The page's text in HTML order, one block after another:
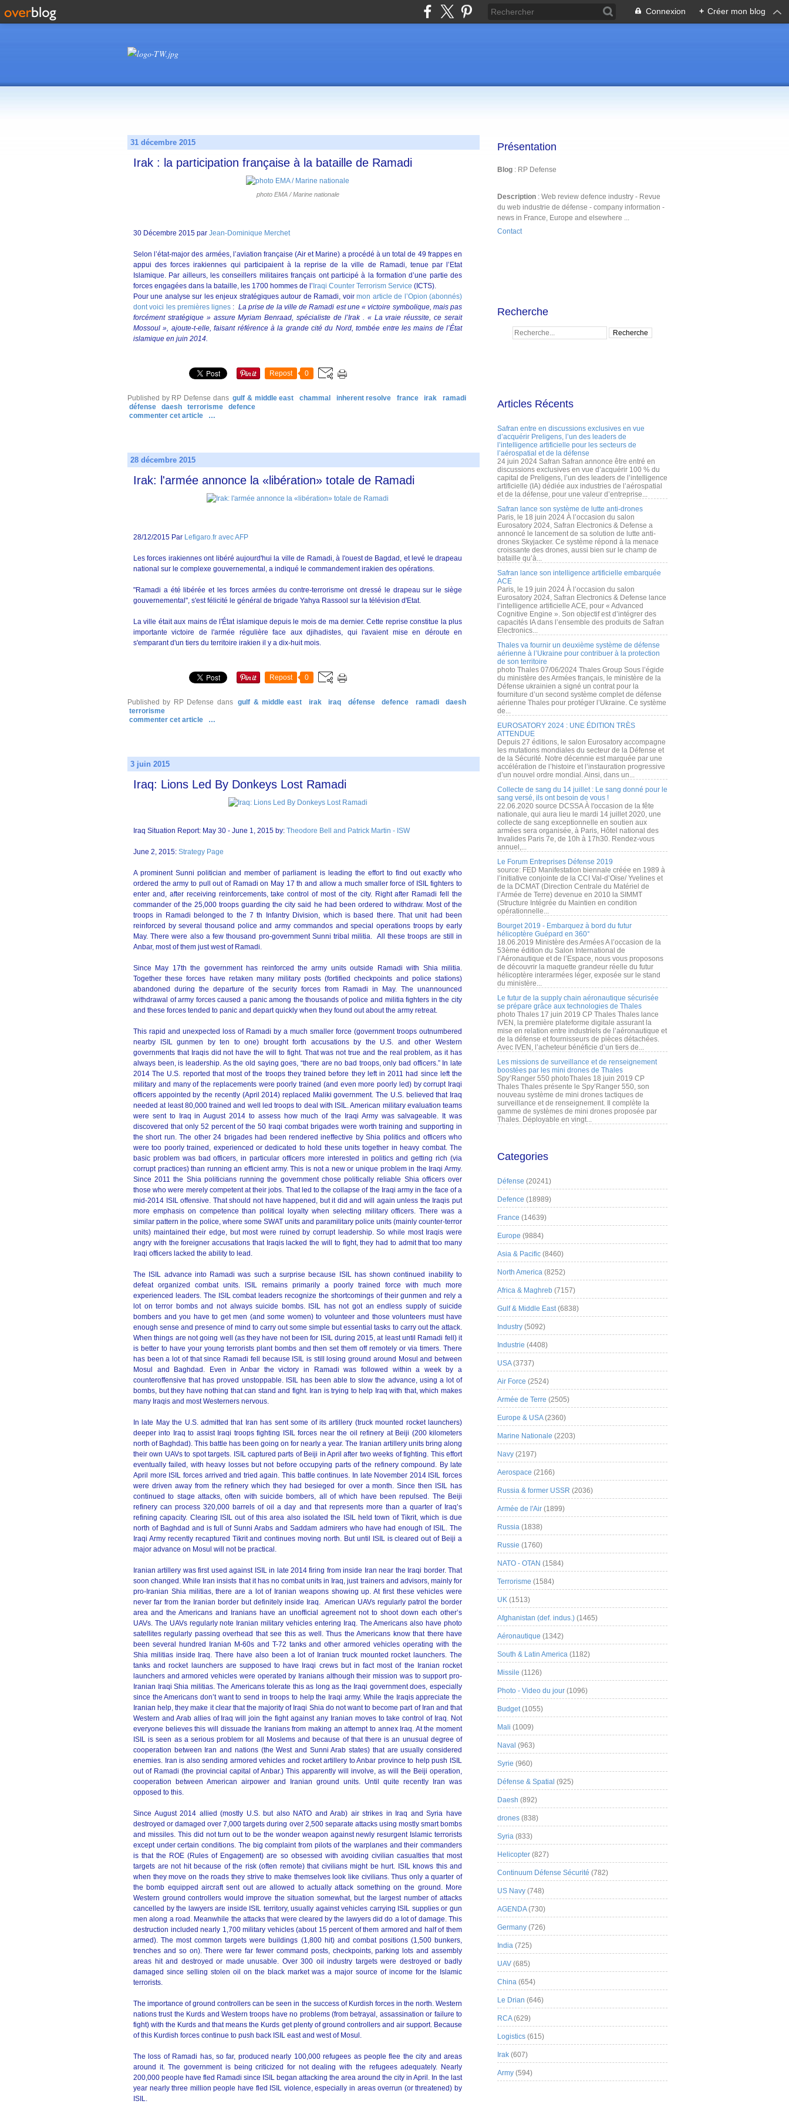
Connexion + Créer mon blog
31 décembre 2015
Irak : la participation française à la bataille de Ramadi
photo EMA / Marine nationale
30 Décembre 2015 par Jean-Dominique Merchet
Selon l’état-major des armées, l’aviation française (Air et Marine) a procédé à un total de 49 frappes en
appui des forces irakiennes qui participaient à la reprise de la ville de Ramadi, tenue par l’Etat
Islamique. Par ailleurs, les conseillers militaires français ont participé à la formation d’une partie des
forces engagées dans la bataille, les 1700 hommes de l’ Iraqi Counter Terrorism Service (ICTS).
Pour une analyse sur les enjeux stratégiques autour de Ramadi, voirmon article de l’Opion (abonnés)
dont voici les premières lignes : La prise de la ville de Ramadi est une « victoire symbolique, mais pas
forcément stratégique » assure Myriam Benraad, spécialiste de l’Irak . « La vraie réussite, ce serait
Mossoul », ajoute-t-elle, faisant référence à la grande cité du Nord, tombée entre les mains de l’État
islamique en juin 2014.
Repost 0
Published by RP Defense dans gulf & middle east chammal inherent resolve france irak
ramadi
défense
daesh terrorisme
defence
commenter cet article
…
28 décembre 2015
Irak: l'armée annonce la «libération» totale de Ramadi
28/12/2015 Par Lefigaro.fr avec AFP
Les forces irakiennes ont libéré aujourd'hui la ville de Ramadi, à l'ouest de Bagdad, et levé le drapeau
national sur le complexe gouvernemental, a indiqué le commandement irakien des opérations.
"Ramadi a été libérée et les forces armées du contre-terrorisme ont dressé le drapeau sur le siège
gouvernemental", s'est félicité le général de brigade Yahya Rassool sur la télévision d'Etat.
La ville était aux mains de l'État islamique depuis le mois de ma dernier. Cette reprise constitue la plus
importante victoire de l'armée régulière face aux djihadistes, qui l'avaient mise en déroute en
s'emparant d'un tiers du territoire irakien il y a dix-huit mois.
Repost 0
Published by RP Defense dans gulf & middle east irak iraq défense defence ramadi
daesh
terrorisme
commenter cet article
…
3 juin 2015
Iraq: Lions Led By Donkeys Lost Ramadi
Iraq Situation Report: May 30 - June 1, 2015 by: Theodore Bell and Patrick Martin - ISW
June 2, 2015: Strategy Page
A prominent Sunni politician and member of parliament is leading the effort to find out exactly who
ordered the army to pull out of Ramadi on May 17 th and allow a much smaller force of ISIL fighters to
enter and, after receiving reinforcements, take control of most of the city. Right after Ramadi fell the
commander of the 25,000 troops guarding the city said he had been ordered to withdraw. Most of the
troops in Ramadi belonged to the 7 th Infantry Division, which is based there. That unit had been
reinforced by several thousand police and army commandos and special operations troops by early
May. There were also a few thousand pro-government Sunni tribal militia. All these troops are still in
Anbar, most of them just west of Ramadi.
Since May 17th the government has reinforced the army units outside Ramadi with Shia militia.
Together these forces have retaken many military posts (fortified checkpoints and police stations)
abandoned during the departure of the security forces from Ramadi in May. The unannounced
withdrawal of army forces caused a panic among the thousands of police and militia fighters in the city
and these forces tended to panic and depart quickly when they found out about the army retreat.
This rapid and unexpected loss of Ramadi by a much smaller force (government troops outnumbered
nearby ISIL gunmen by ten to one) brought forth accusations by the U.S. and other Western
governments that Iraqis did not have the will to fight. That was not true and the real problem, as it has
always been, is leadership. As the old saying goes, “there are no bad troops, only bad officers.” In late
2014 The U.S. reported that most of the troops they trained before they left in 2011 had since left the
military and many of the replacements were poorly trained (and even more poorly led) by corrupt Iraqi
officers appointed by the recently (April 2014) replaced Maliki government. The U.S. believed that Iraq
needed at least 80,000 trained and well led troops to deal with ISIL. American military evaluation teams
were sent to Iraq in August 2014 to assess how much of the Iraqi Army was salvageable. It was
discovered that only 52 percent of the 50 Iraqi combat brigades were worth training and supporting in
the short run. The other 24 brigades had been rendered ineffective by Shia politics and officers who
were too poorly trained, experienced or dedicated to hold these units together in heavy combat. The
basic problem was bad officers, in particular officers more interested in politics and getting rich (via
corrupt practices) than running an efficient army. This is not a new or unique problem in the Iraqi Army.
Since 2011 the Shia politicians running the government chose politically reliable Shia officers over
those who were merely competent at their jobs. That led to the collapse of the Iraqi army in the face of a
mid-2014 ISIL offensive. That should not have happened, but it did and will again unless the Iraqis put
more emphasis on competence than political loyalty when selecting military officers. There was a
similar pattern in the police, where some SWAT units and paramilitary police units (mainly counter-terror
units) maintained their edge, but most were ruined by corrupt leadership. So while most Iraqis were
angry with the foreigner accusations that Iraqis lacked the will to fight, they had to admit that too many
Iraqi officers lacked the ability to lead.
The ISIL advance into Ramadi was such a surprise because ISIL has shown continued inability to
defeat organized combat units. ISIL remains primarily a poorly trained force with much more
experienced leaders. The ISIL combat leaders recognize the shortcomings of their gunmen and rely a
lot on terror bombs and not always suicide bombs. ISIL has not got an endless supply of suicide
bombers and you have to get men (and some women) to volunteer and those volunteers must have
enough sense and presence of mind to carry out some simple but essential tasks to carry out the attack.
When things are not going well (as they have not been for ISIL during 2015, at least until Ramadi fell) it
is better to have your young terrorists plant bombs and then set them off remotely or via timers. There
has been a lot of that since Ramadi fell because ISIL is still losing ground around Mosul and between
Mosul and Baghdad. Even in Anbar the victory in Ramadi was followed within a week by a
counteroffensive that has proved unstoppable. ISIL has been able to slow the advance, using a lot of
bombs, but they have nothing that can stand and fight. Iran is trying to help Iraq with that, which makes
many Iraqis and most Westerners nervous.
In late May the U.S. admitted that Iran has sent some of its artillery (truck mounted rocket launchers)
deeper into Iraq to assist Iraqi troops fighting ISIL forces near the oil refinery at Beiji (200 kilometers
north of Baghdad). This battle has been going on for nearly a year. The Iranian artillery units bring along
their own UAVs to spot targets. ISIL captured parts of Beiji in April after two weeks of fighting. This effort
eventually failed, with heavy losses but not before occupying parts of the refinery compound. By late
April more ISIL forces arrived and tried again. This battle continues. In late November 2014 ISIL forces
were driven away from the refinery which they had besieged for over a month. Since then ISIL has
continued to stage attacks, often with suicide bombers, all of which have been repulsed. The Beiji
refinery can process 320,000 barrels of oil a day and that represents more than a quarter of Iraq’s
refining capacity. Clearing ISIL out of this area also isolated the ISIL held town of Tikrit, which is due
north of Baghdad and is full of Sunni Arabs and Saddam admirers who have had enough of ISIL. The
Iraqi Army recently recaptured Tikrit and continues moving north. But until ISIL is cleared out of Beiji a
major advance on Mosul will not be practical.
Iranian artillery was first used against ISIL in late 2014 firing from inside Iran near the Iraqi border. That
soon changed. While Iran insists that it has no combat units in Iraq, just trainers and advisors, mainly for
pro-Iranian Shia militias, there are a lot of Iranian weapons showing up. At first these vehicles were
never far from the Iranian border but definitely inside Iraq. American UAVs regularly patrol the border
area and the Americans and Iranians have an unofficial agreement not to shoot down each other’s
UAVs. The UAVs regularly note Iranian military vehicles entering Iraq. The Americans also have photo
satellites regularly passing overhead that see this as well. Thus the Americans know that there have
been several hundred Iranian M-60s and T-72 tanks and other armored vehicles operating with the
Shia militias inside Iraq. There have also been a lot of Iranian truck mounted rocket launchers. The
tanks and rocket launchers are supposed to have Iraqi crews but in fact most of the Iranian rocket
launchers and armored vehicles were operated by Iranians although their mission was to support pro-
Iranian Iraqi Shia militias. The Americans tolerate this as long as the Iraqi government does, especially
since the Americans don’t want to send in troops to help the Iraqi army. While the Iraqis appreciate the
Iranian help, they make it clear that the majority of Iraqi Shia do not want to become part of Iran and that
Western and Arab allies of Iraq will join the fight against any Iranian moves to take control of Iraq. Not
everyone believes this will dissuade the Iranians from making an attempt to annex Iraq. At the moment
ISIL is seen as a serious problem for all Moslems and because of that there is an unusual degree of
cooperation between Iran and nations (the West and Sunni Arab states) that are usually considered
enemies. Iran is also sending armored vehicles and rocket artillery to Anbar province to help push ISIL
out of Ramadi (the provincial capital of Anbar.) This apparently will involve, as will the Beiji operation,
cooperation between American airpower and Iranian ground units. Until quite recently Iran was
opposed to this.
Since August 2014 allied (mostly U.S. but also NATO and Arab) air strikes in Iraq and Syria have
destroyed or damaged over 7,000 targets during over 2,500 separate attacks using mostly smart bombs
and missiles. This did not turn out to be the wonder weapon against newly resurgent Islamic terrorists
except under certain conditions. The big complaint from pilots of the warplanes and their commanders
is that the ROE (Rules of Engagement) are so obsessed with avoiding civilian casualties that most
targets are not hit because of the risk (often remote) that civilians might be hurt. ISIL knows this and
when they move on the roads they strive to make themselves look like civilians. Thus only a quarter of
the bomb equipped aircraft sent out are allowed to actually attack something on the ground. More
Western ground controllers would improve the situation somewhat, but the largest number of attacks
cancelled by the lawyers are inside ISIL territory, usually against vehicles carrying ISIL supplies or gun
men along a road. Meanwhile the attacks that were cleared by the lawyers did do a lot of damage. This
destruction included nearly 1,700 military vehicles (about 15 percent of them armored and half of them
armed). The most common targets were buildings (1,800 hit) and combat positions (1,500 bunkers,
trenches and so on). There were far fewer command posts, checkpoints, parking lots and assembly
areas hit and destroyed or made unusable. Over 300 oil industry targets were destroyed or badly
damaged since selling stolen oil on the black market was a major source of income for the Islamic
terrorists.
The importance of ground controllers can be seen in the success of Kurdish forces in the north. Western
nations trust the Kurds and Western troops have no problems (from betrayal, assassination or failure to
fight) with the Kurds and that means the Kurds get plenty of ground controllers and air support. Because
of this Kurdish forces continue to push back ISIL east and west of Mosul.
The loss of Ramadi has, so far, produced nearly 100,000 refugees as people flee the city and areas
around it. The government is being criticized for not dealing with the refugees adequately. Nearly
200,000 people have fled Ramadi since ISIL began attacking the area around the city in April. In the last
year nearly three million people have fled ISIL violence, especially in areas overrun (or threatened) by
ISIL.
Présentation
Blog : RP Defense
Description : Web review defence industry - Revue
du web industrie de défense - company information -
news in France, Europe and elsewhere ...
Contact
Recherche
Articles Récents
Safran entre en discussions exclusives en vue
d’acquérir Preligens, l’un des leaders de
l’intelligence artificielle pour les secteurs de
l’aérospatial et de la défense
24 juin 2024 Safran Safran annonce être entré en
discussions exclusives en vue d’acquérir 100 % du
capital de Preligens, l’un des leaders de l’intelligence
artificielle (IA) dédiée aux industries de l’aérospatial
et de la défense, pour une valeur d’entreprise...
Safran lance son système de lutte anti-drones
Paris, le 18 juin 2024 À l’occasion du salon
Eurosatory 2024, Safran Electronics & Defense a
annoncé le lancement de sa solution de lutte anti-
drones Skyjacker. Ce système répond à la menace
croissante des drones, aussi bien sur le champ de
bataille qu’à...
Safran lance son intelligence artificielle embarquée
ACE
Paris, le 19 juin 2024 À l’occasion du salon
Eurosatory 2024, Safran Electronics & Defense lance
l’intelligence artificielle ACE, pour « Advanced
Cognitive Engine ». Son objectif est d’intégrer des
capacités IA dans l’ensemble des produits de Safran
Electronics...
Thales va fournir un deuxième système de défense
aérienne à l’Ukraine pour contribuer à la protection
de son territoire
photo Thales 07/06/2024 Thales Group Sous l’égide
du ministère des Armées français, le ministère de la
Défense ukrainien a signé un contrat pour la
fourniture d’un second système complet de défense
aérienne Thales pour protéger l’Ukraine. Ce système
de...
EUROSATORY 2024 : UNE ÉDITION TRÈS
ATTENDUE
Depuis 27 éditions, le salon Eurosatory accompagne
les mutations mondiales du secteur de la Défense et
de la Sécurité. Notre décennie est marquée par une
accélération de l’histoire et l’instauration progressive
d’un nouvel ordre mondial. Ainsi, dans un...
Collecte de sang du 14 juillet : Le sang donné pour le
sang versé, ils ont besoin de vous !
22.06.2020 source DCSSA À l'occasion de la fête
nationale, qui aura lieu le mardi 14 juillet 2020, une
collecte de sang exceptionnelle en soutien aux
armées sera organisée, à Paris, Hôtel national des
Invalides Paris 7e, de 10h à 17h30. Rendez-vous
annuel,...
Le Forum Entreprises Défense 2019
source: FED Manifestation biennale créée en 1989 à
l’initiative conjointe de la CCI Val-d’Oise/ Yvelines et
de la DCMAT (Direction Centrale du Matériel de
l’Armée de Terre) devenue en 2010 la SIMMT
(Structure Intégrée du Maintien en condition
opérationnelle...
Bourget 2019 - Embarquez à bord du futur
hélicoptère Guépard en 360°
18.06.2019 Ministère des Armées A l’occasion de la
53ème édition du Salon International de
l’Aéronautique et de l’Espace, nous vous proposons
de découvrir la maquette grandeur réelle du futur
hélicoptère interarmées léger, exposée sur le stand
du ministère...
Le futur de la supply chain aéronautique sécurisée
se prépare grâce aux technologies de Thales
photo Thales 17 juin 2019 CP Thales Thales lance
IVEN, la première plateforme digitale assurant la
mise en relation entre industriels de l’aéronautique et
de la défense et fournisseurs de pièces détachées.
Avec IVEN, l’acheteur bénéficie d’un tiers de...
Les missions de surveillance et de renseignement
boostées par les mini drones de Thales
Spy’Ranger 550 photoThales 18 juin 2019 CP
Thales Thales présente le Spy’Ranger 550, son
nouveau système de mini drones tactiques de
surveillance et de renseignement. Il complète la
gamme de systèmes de mini drones proposée par
Thales. Déployable en vingt...
Categories
Défense (20241)
Defence (18989)
France (14639)
Europe (9884)
Asia & Pacific (8460)
North America (8252)
Africa & Maghreb (7157)
Gulf & Middle East(6838)
Industry (5092)
Industrie (4408)
USA(3737)
Air Force (2524)
Armée de Terre (2505)
Europe & USA(2360)
Marine Nationale (2203)
Navy (2197)
Aerospace (2166)
Russia & former USSR (2036)
Armée de l'Air (1899)
Russia (1838)
Russie (1760)
NATO - OTAN (1584)
Terrorisme (1584)
UK (1513)
Afghanistan (def. indus.) (1465)
Aéronautique (1342)
South & Latin America (1182)
Missile (1126)
Photo - Video du jour (1096)
Budget(1055)
Mali (1009)
Naval (963)
Syrie (960)
Défense & Spatial (925)
Daesh (892)
drones (838)
Syria (833)
Helicopter (827)
Continuum Défense Sécurité (782)
US Navy (748)
AGENDA(730)
Germany (726)
India (725)
UAV (685)
China (654)
Le Drian (646)
RCA(629)
Logistics (615)
Irak (607)
Army (594)